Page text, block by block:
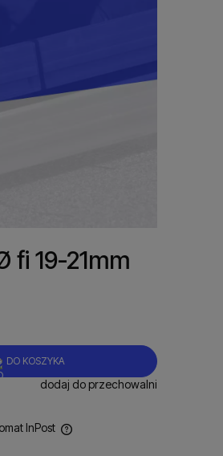
fi 19-21mm
DO KOSZYKA
dodaj do przechowalni
InPost